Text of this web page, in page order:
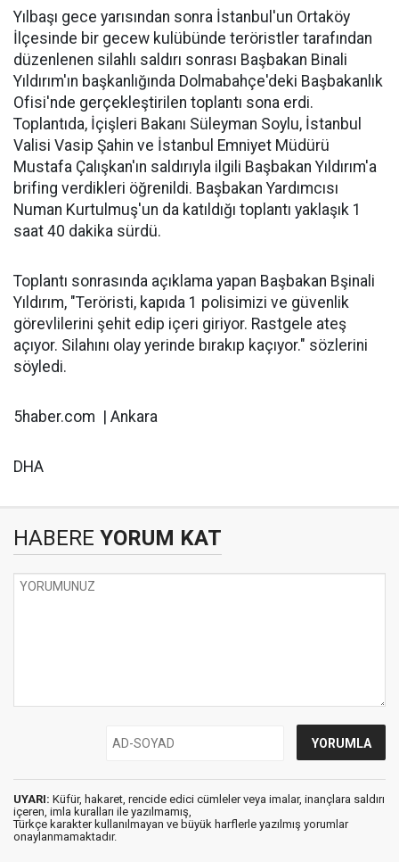
Yılbaşı gece yarısından sonra İstanbul'un Ortaköy
İlçesinde bir gecew kulübünde teröristler tarafından
düzenlenen silahlı saldırı sonrası Başbakan Binali
Yıldırım'ın başkanlığında Dolmabahçe'deki Başbakanlık
Ofisi'nde gerçekleştirilen toplantı sona erdi.
Toplantıda, İçişleri Bakanı Süleyman Soylu, İstanbul
Valisi Vasip Şahin ve İstanbul Emniyet Müdürü
Mustafa Çalışkan'ın saldırıyla ilgili Başbakan Yıldırım'a
brifing verdikleri öğrenildi. Başbakan Yardımcısı
Numan Kurtulmuş'un da katıldığı toplantı yaklaşık 1
saat 40 dakika sürdü.
Toplantı sonrasında açıklama yapan Başbakan Bşinali
Yıldırım, "Teröristi, kapıda 1 polisimizi ve güvenlik
görevlilerini şehit edip içeri giriyor. Rastgele ateş
açıyor. Silahını olay yerinde bırakıp kaçıyor." sözlerini
söyledi.
5haber.com | Ankara
DHA
HABERE YORUM KAT
UYARI: Küfür, hakaret, rencide edici cümleler veya imalar, inançlara saldırı
içeren, imla kuralları ile yazılmamış,
Türkçe karakter kullanılmayan ve büyük harflerle yazılmış yorumlar
onaylanmamaktadır.